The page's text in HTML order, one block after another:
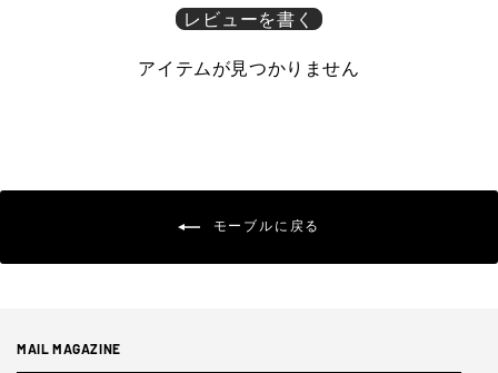
レビューを書く
アイテムが見つかりません
モーブルに戻る
MAIL MAGAZINE